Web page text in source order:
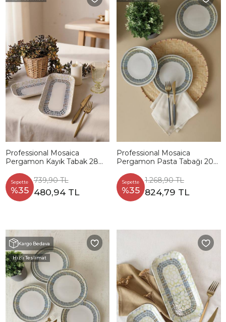
Professional Mosaica
Pergamon Kayık Tabak 28
Sepette
%35
739,90 TL
480,94 TL
Professional Mosaica
Pergamon Pasta Tabağı 20
Sepette
%35
1.268,90 TL
824,79 TL
Kargo Bedava
Hızlı Teslimat